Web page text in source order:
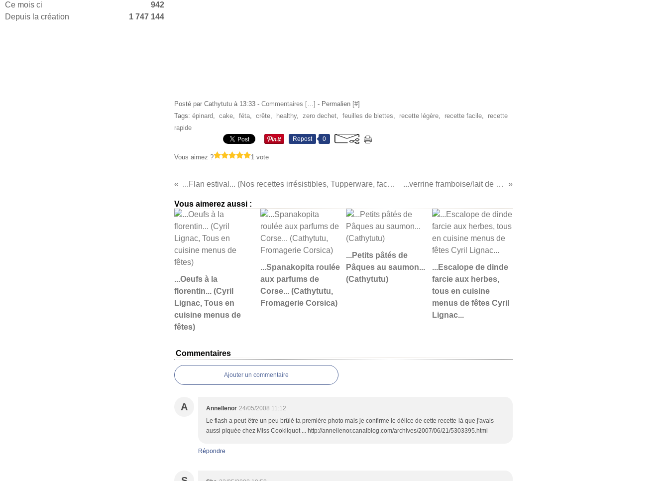
Ce mois ci
942
Depuis la création
1 747 144
Posté par Cathytutu à 13:33 - Commentaires […] - Permalien [#]
Tags: épinard, cake, féta, crête, healthy, zero dechet, feuilles de blettes, recette légère, recette facile, recette
rapide
Repost 0
Vous aimez ? 1 vote
...Flan estival... (Nos recettes irrésistibles, Tupperware, facile, rapide) ...verrine framboise/lait de coco...
Vous aimerez aussi :
...Oeufs à la
florentin... (Cyril
Lignac, Tous en
cuisine menus de
fêtes)
...Spanakopita roulée
aux parfums de
Corse... (Cathytutu,
Fromagerie Corsica)
...Petits pâtés de
Pâques au saumon...
(Cathytutu)
...Escalope de dinde
farcie aux herbes,
tous en cuisine
menus de fêtes Cyril
Lignac...
Commentaires
Ajouter un commentaire
A Annellenor 24/05/2008 11:12
Le flash a peut-être un peu brûlé ta première photo mais je confirme le délice de cette recette-là que j'avais
aussi piquée chez Miss Cookliquot ... http://annellenor.canalblog.com/archives/2007/06/21/5303395.html
Répondre